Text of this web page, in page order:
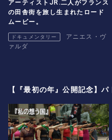
アーティストJR.二人がフランス
の田舎街を旅し生まれたロード
ムービー。
ドキュメンタリー
アニエス・ヴ
ァルダ
【『最初の年』公開記念】